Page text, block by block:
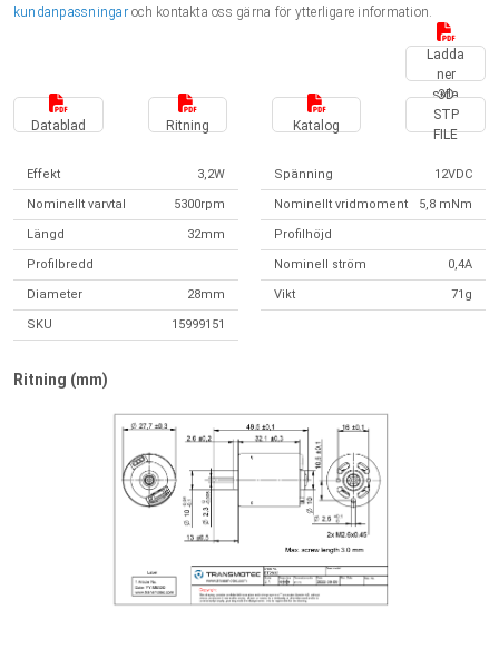
Svenska (SEK)
kundanpassningaroch kontakta oss gärna för ytterligare information.
Ladda
ner
sida
Datablad
Ritning Katalog
3D
STP
FILE
Effekt 3,2W Spänning 12VDC
Nominellt varvtal 5300rpm Nominellt vridmoment 5,8 mNm
Längd 32mm Profilhöjd
Profilbredd Nominell ström 0,4A
Diameter 28mm Vikt 71g
SKU 15999151
Ritning (mm)